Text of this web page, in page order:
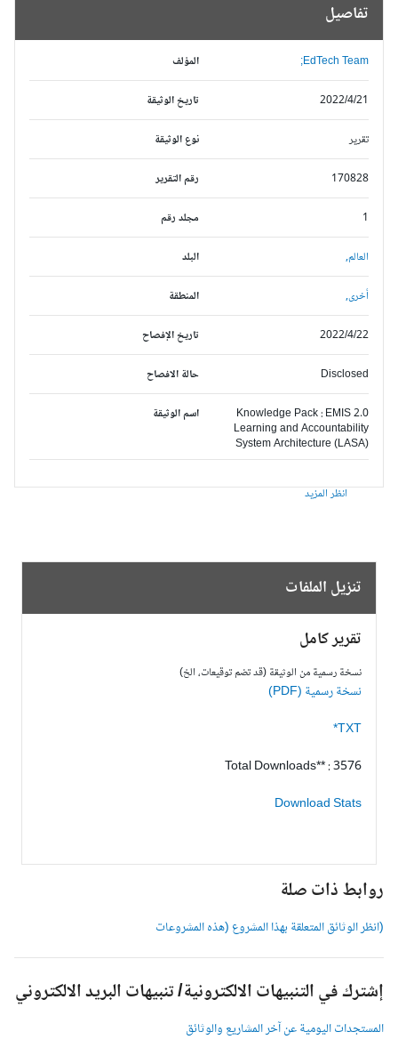
تفاصيل
المؤلف EdTech Team;
تاريخ الوثيقة 2022/4/21
نوع الوثيقة تقرير
رقم التقرير 170828
مجلد رقم
البلد العالم,
المنطقة أخرى,
تاريخ الإفصاح 2022/4/22
حالة الافصاح Disclosed
اسم الوثيقة
Knowledge Pack : EMIS 2.0
Learning and Accountability
System Architecture (LASA)
انظر المزيد
تنزيل الملفات
تقرير كامل
نسخة رسمية من الوثيقة (قد تضم توقيعات، الخ)
نسخة رسمية (PDF)
TXT*
Total Downloads** : 3576
Download Stats
روابط ذات صلة
(انظر الوثائق المتعلقة بهذا المشروع (هذه المشروعات
إشترك في التنبيهات الالكترونية/ تنبيهات البريد الالكتروني
المستجدات اليومية عن آخر المشاريع والوثائق